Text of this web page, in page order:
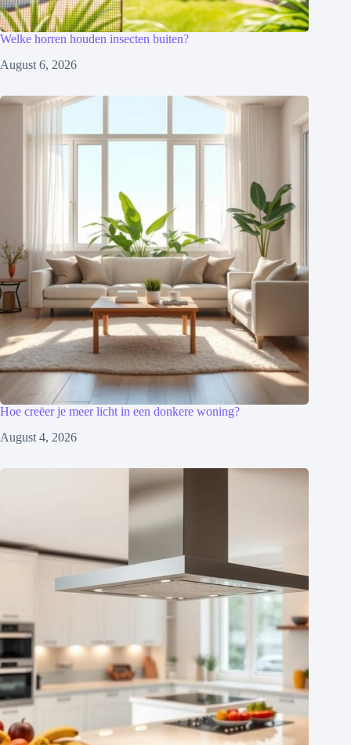
Welke horren houden insecten buiten?
August 6, 2026
Hoe creëer je meer licht in een donkere woning?
August 4, 2026